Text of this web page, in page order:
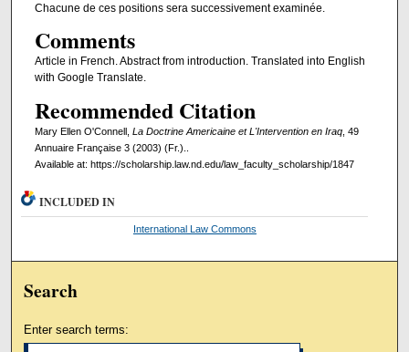
Chacune de ces positions sera successivement examinée.
Comments
Article in French. Abstract from introduction. Translated into English
with Google Translate.
Recommended Citation
Mary Ellen O'Connell, La Doctrine Americaine et L'Intervention en Iraq, 49
Annuaire Française 3 (2003) (Fr.)..
Available at: https://scholarship.law.nd.edu/law_faculty_scholarship/1847
INCLUDED IN
International Law Commons
Search
Enter search terms: